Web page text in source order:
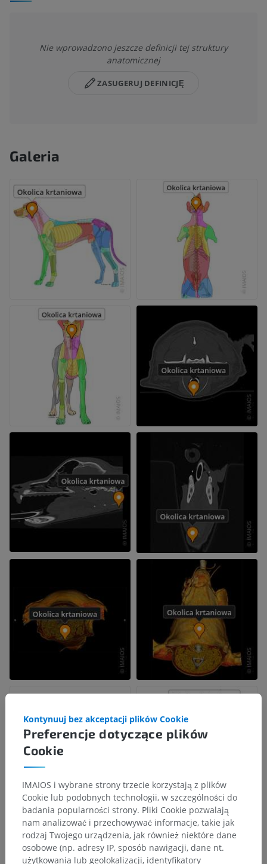
Nie wprowadzono jeszcze definicji tej struktury
anatomicznej
ZASUGERUJ DEFINICJĘ
Galeria
Preferencje dotyczące plików
Cookie
Kontynuuj bez akceptacji plików Cookie
IMAIOS i wybrane strony trzecie korzystają z plików
Cookie lub podobnych technologii, w szczególności do
badania popularności strony. Pliki Cookie pozwalają
nam analizować i przechowywać informacje, takie jak
rodzaj Twojego urządzenia, jak również niektóre dane
osobowe (np. adresy IP, sposób nawigacji, dane nt.
użytkowania lub geolokalizacji, identyfikatory